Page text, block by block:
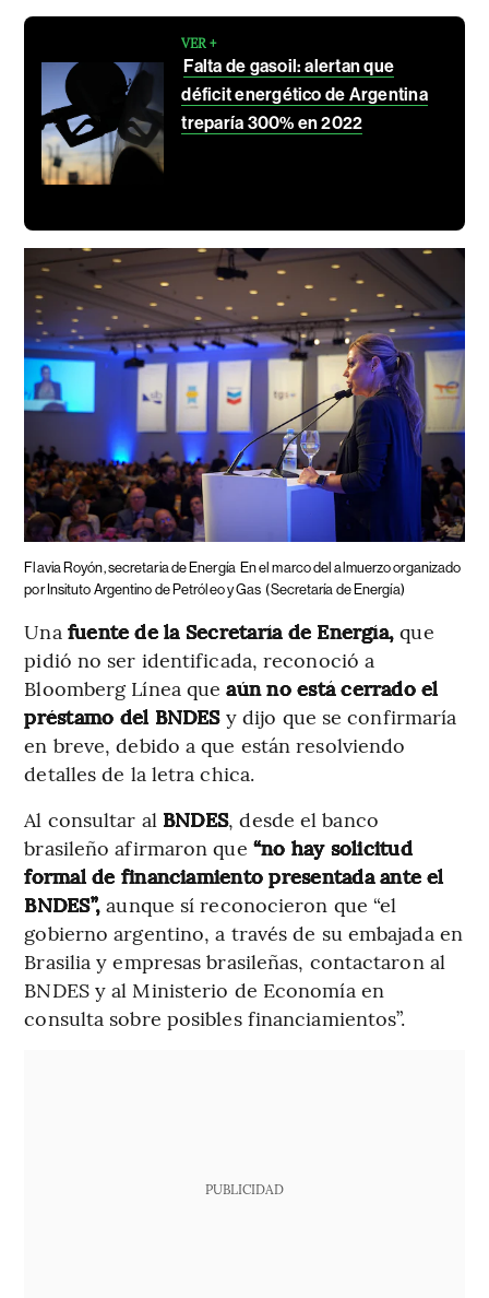
VER +
Falta de gasoil: alertan que
déficit energético de Argentina
treparía 300% en 2022
Flavia Royón, secretaria de Energía En el marco del almuerzo organizado
por Insituto Argentino de Petróleo y Gas (Secretaría de Energía)
Una fuente de la Secretaría de Energía, que
pidió no ser identificada, reconoció a
Bloomberg Línea queaún no está cerrado el
préstamo del BNDESy dijo que se confirmaría
en breve, debido a que están resolviendo
detalles de la letra chica.
Al consultar al BNDES, desde el banco
brasileño afirmaron que “no hay solicitud
formal de financiamiento presentada ante el
BNDES”,aunque sí reconocieron que “el
gobierno argentino, a través de su embajada en
Brasilia y empresas brasileñas, contactaron al
BNDES y al Ministerio de Economía en
consulta sobre posibles financiamientos”.
PUBLICIDAD